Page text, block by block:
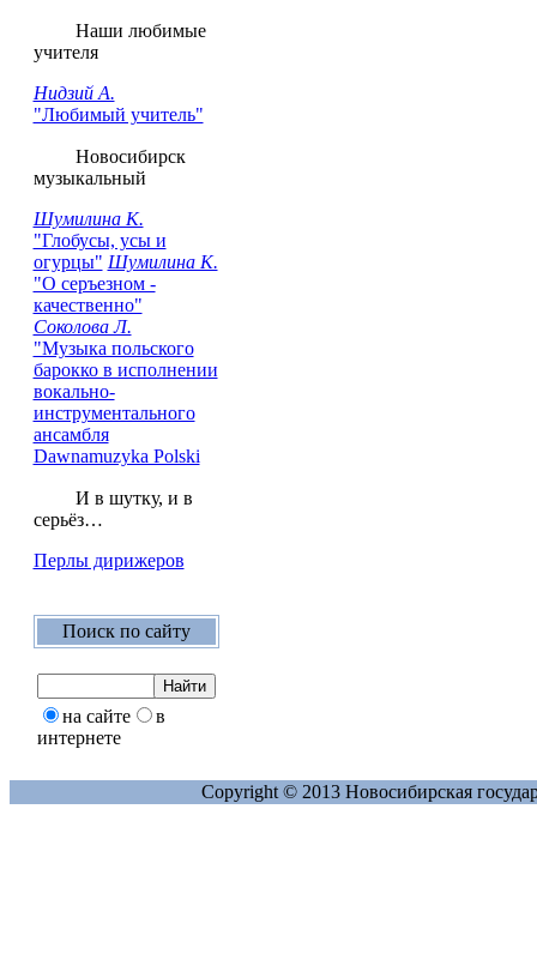
Наши любимые
учителя
Нидзий А.
"Любимый учитель"
Новосибирск
музыкальный
Шумилина К.
"Глобусы, усы и
огурцы" Шумилина К.
"О серъезном -
качественно"
Соколова Л.
"Музыка польского
барокко в исполнении
вокально-
инструментального
ансамбля
Dawnamuzyka Polski
И в шутку, и в
серьёз…
Перлы дирижеров
Поиск по сайту
на сайте
в
интернете
Copyright © 2013 Новосибирская